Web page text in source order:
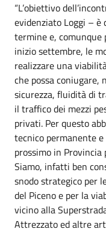
“L’obiettivo
evidenziato Loggi – è
termine e,
inizio settembre, le
realizzare una
che possa coniugare,
sicurezza, fluidità di
il traffico dei mezzi
privati. Per questo
tecnico permanente
prossimo in
Siamo, infatti ben
snodo strategico per
del Piceno e per la
vicino alla
Attrezzato ed altre